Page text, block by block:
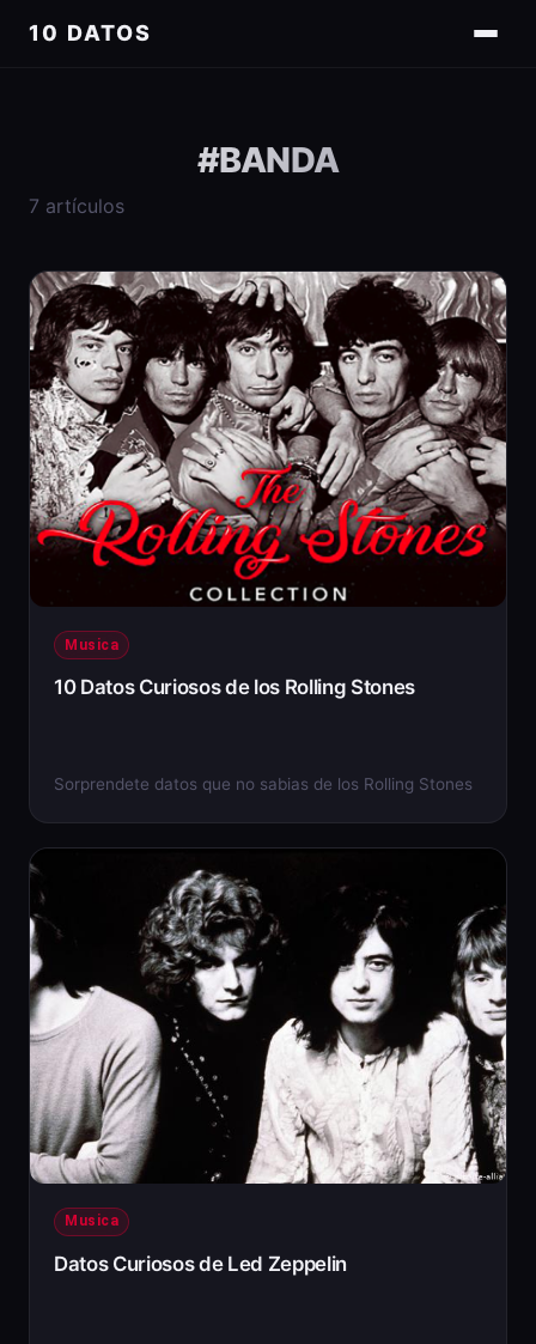
10 DATOS
#BANDA
7 artículos
Musica
10 Datos Curiosos de los Rolling Stones
Sorprendete datos que no sabias de los Rolling Stones
Musica
Datos Curiosos de Led Zeppelin